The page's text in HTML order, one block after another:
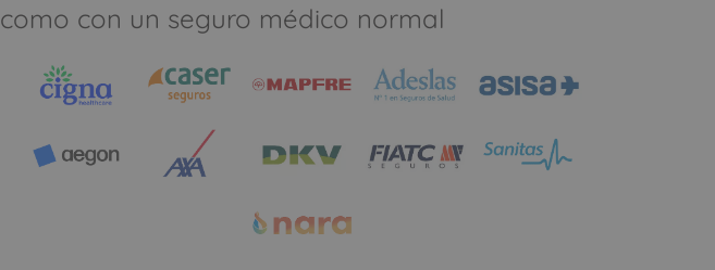
como con un seguro médico normal